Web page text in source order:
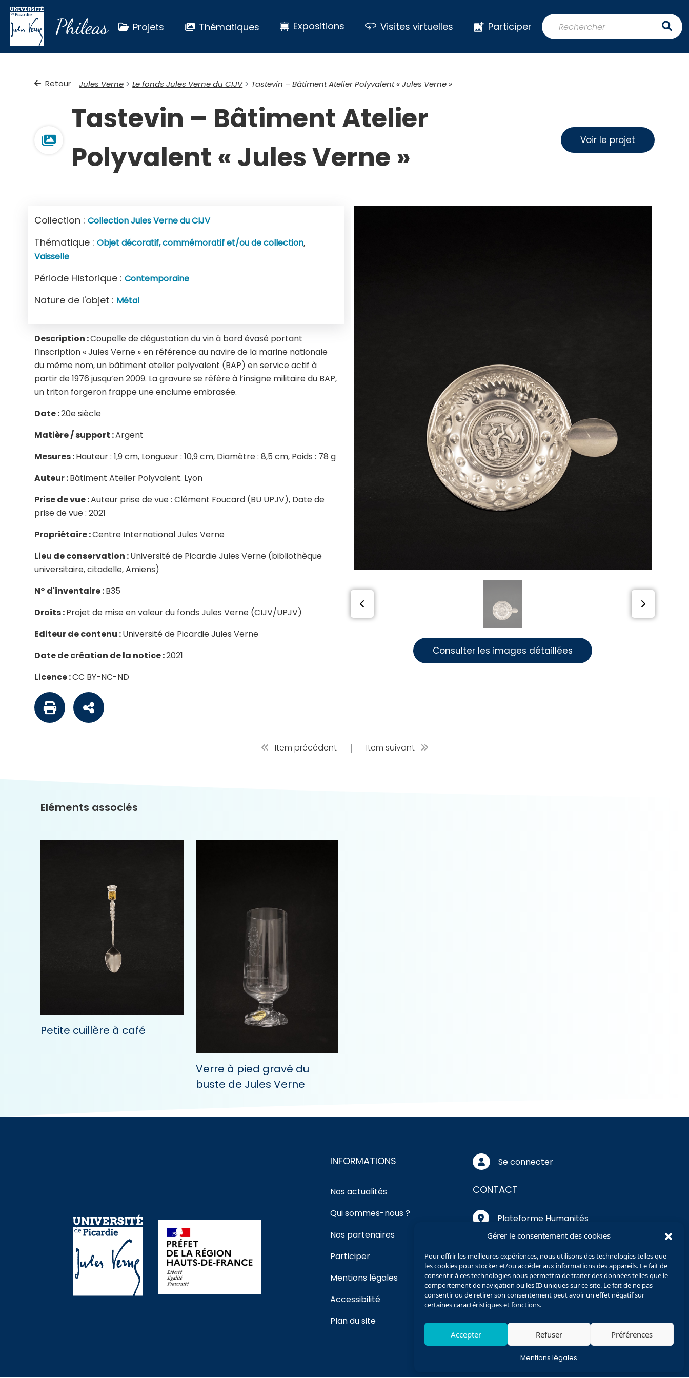
Gérer le consentement des cookies
Pour offrir les meilleures expériences, nous utilisons des technologies telles que
les cookies pour stocker et/ou accéder aux informations des appareils. Le fait de
consentir à ces technologies nous permettra de traiter des données telles que le
comportement de navigation ou les ID uniques sur ce site. Le fait de ne pas
consentir ou de retirer son consentement peut avoir un effet négatif sur
certaines caractéristiques et fonctions.
Accepter Refuser Préférences
Mentions légales
Phileas Projets Thématiques Expositions Visites virtuelles Participer
Retour Jules Verne Le fonds Jules Verne du CIJV Tastevin – Bâtiment Atelier Polyvalent « Jules Verne »
Tastevin – Bâtiment Atelier
Polyvalent « Jules Verne »
Voir le projet
Consulter les images détaillées
Collection :Collection Jules Verne du CIJV
Thématique :Objet décoratif, commémoratif et/ou de collection,
Vaisselle
Période Historique :Contemporaine
Nature de l'objet : Métal
Description :Coupelle de dégustation du vin à bord évasé portant
l’inscription « Jules Verne » en référence au navire de la marine nationale
du même nom, un bâtiment atelier polyvalent (BAP) en service actif à
partir de 1976 jusqu’en 2009. La gravure se réfère à l’insigne militaire du BAP,
un triton forgeron frappe une enclume embrasée.
Date :20e siècle
Matière / support :Argent
Mesures :Hauteur : 1,9 cm, Longueur : 10,9 cm, Diamètre : 8,5 cm, Poids : 78 g
Auteur :Bâtiment Atelier Polyvalent. Lyon
Prise de vue :Auteur prise de vue : Clément Foucard (BU UPJV), Date de
prise de vue : 2021
Propriétaire :Centre International Jules Verne
Lieu de conservation :Université de Picardie Jules Verne (bibliothèque
universitaire, citadelle, Amiens)
N° d'inventaire :B35
Droits :Projet de mise en valeur du fonds Jules Verne (CIJV/UPJV)
Editeur de contenu :Université de Picardie Jules Verne
Date de création de la notice :2021
Licence :CC BY-NC-ND
Item précédent | Item suivant
Eléments associés
Petite cuillère à café
Verre à pied gravé du
buste de Jules Verne
INFORMATIONS
Nos actualités
Qui sommes-nous ?
Nos partenaires
Participer
Mentions légales
Accessibilité
Plan du site
Se connecter
CONTACT
Plateforme Humanités
Numériques
Verne
Pôle Citadelle
10 rue des Français Libres
80080 Amiens
Nous contacter
phileas@u-picardie.fr